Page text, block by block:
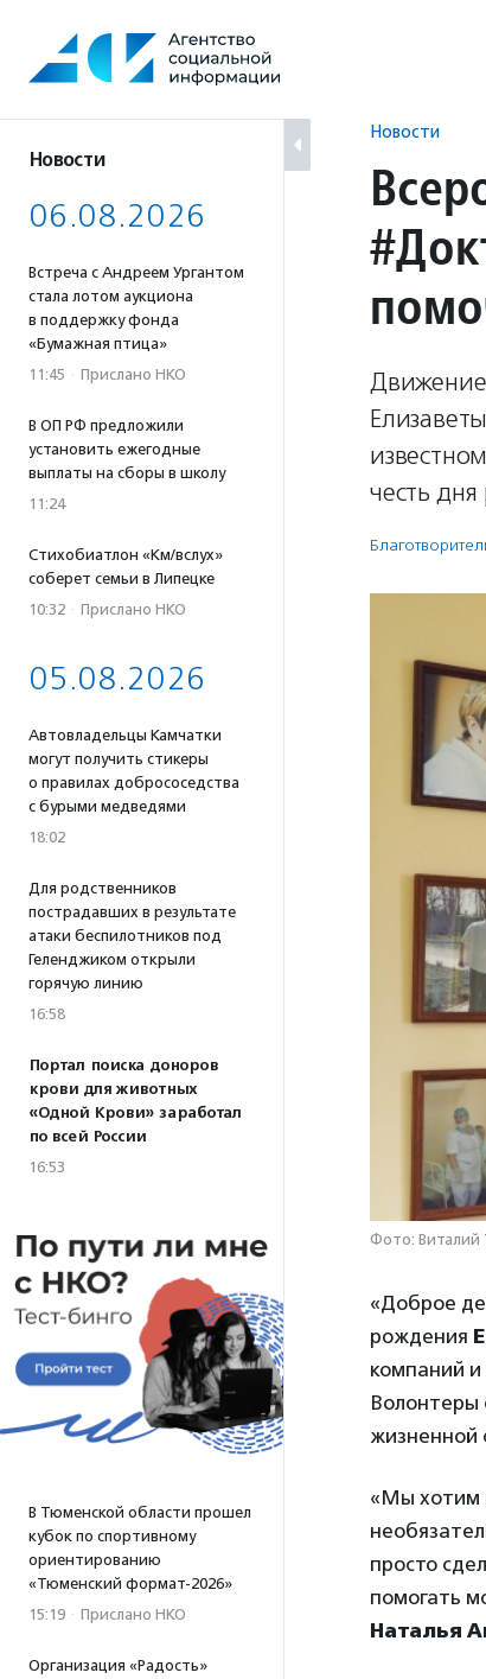
содержанию
Новости
06.08.2026
Встреча с Андреем Ургантом
стала лотом аукциона
в поддержку фонда
«Бумажная птица»
11:45 · Прислано НКО
В ОП РФ предложили
установить ежегодные
выплаты на сборы в школу
11:24
Стихобиатлон «Км/вслух»
соберет семьи в Липецке
10:32 · Прислано НКО
05.08.2026
Автовладельцы Камчатки
могут получить стикеры
о правилах добрососедства
с бурыми медведями
18:02
Для родственников
пострадавших в результате
атаки беспилотников под
Геленджиком открыли
горячую линию
16:58
Портал поиска доноров
крови для животных
«Одной Крови» заработал
по всей России
16:53
В Тюменской области прошел
кубок по спортивному
ориентированию
«Тюменский формат-2026»
15:19 · Прислано НКО
Организация «Радость»
Новости
честь
Фото: Виталий
«Доброе
рождения
компаний
Волонтеры
жизненной
«Мы хотим
просто
помогать
Наталья